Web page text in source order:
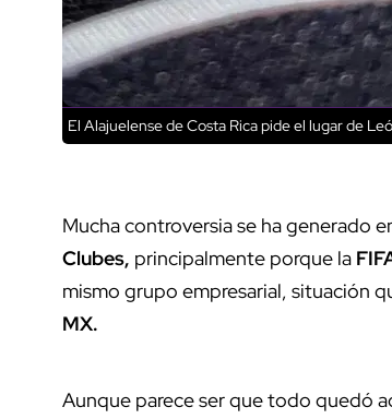
El Alajuelense de Costa Rica pide el lugar de
Mucha controversia se ha generado
Clubes, principalmente porque la
mismo grupo empresarial, situación
MX.
Aunque parece ser que todo quedó